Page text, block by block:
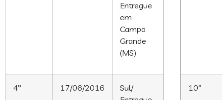
Entregue
em
Campo
Grande
(MS)
4° 17/06/2016
Sul/
10°